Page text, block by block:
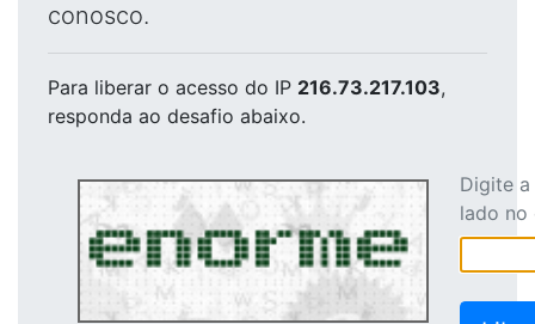
conosco.
Para liberar o acesso do IP 216.73.217.103,
responda ao desafio abaixo.
Digite
lado no